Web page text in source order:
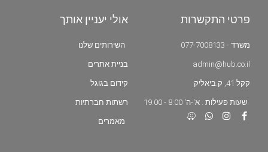
פרטי התקשרות
משרד - 077-7008133
admin@hub.co.il
קקל 41, ק.ביאליק
שעות פעילות : א'-ה' 8:00 - 19:00
אולי יעניין אותך
השירותים שלנו
בניית אתרים
קידום בגוגל
רשתות חברתיות
מאמרים